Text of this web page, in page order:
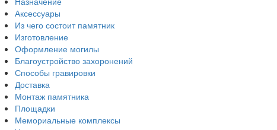
Аксессуары
Из чего состоит памятник
Изготовление
Оформление могилы
Благоустройство захоронений
Способы гравировки
Доставка
Монтаж памятника
Площадки
Мемориальные комплексы